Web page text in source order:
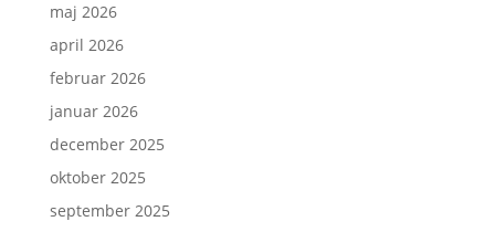
maj 2026
april 2026
februar 2026
januar 2026
december 2025
oktober 2025
september 2025